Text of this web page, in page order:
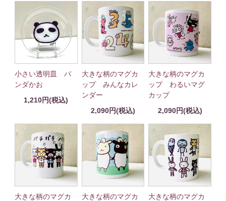
小さい透明皿 パ
ンダかお
1,210円(税込)
大きな柄のマグカ
ップ みんなカレ
ンダー
2,090円(税込)
大きな柄のマグカ
ップ わるいマグ
カップ
2,090円(税込)
大きな柄のマグカ
大きな柄のマグカ
大きな柄のマグカ